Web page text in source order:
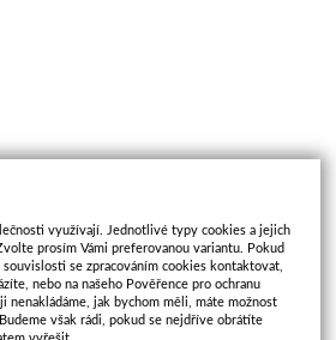
využívají. Jednotlivé typy cookies a jejich
prosím Vámi preferovanou variantu. Pokud
se zpracováním cookies kontaktovat,
nebo na našeho Pověřence pro ochranu
nenakládáme, jak bychom měli, máte možnost
však rádi, pokud se nejdříve obrátíte